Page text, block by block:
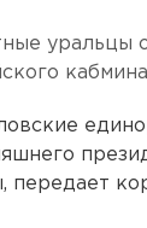
уральцы
передает